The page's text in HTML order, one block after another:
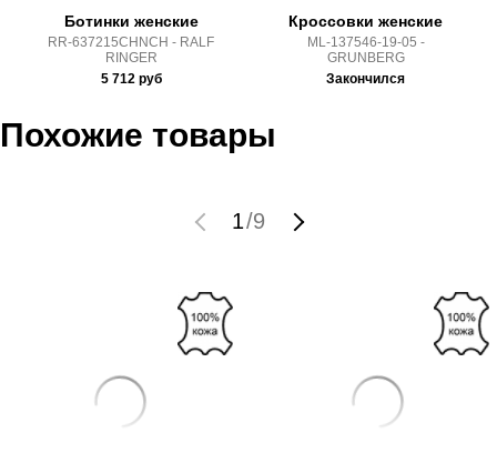
Ботинки женские
RR-637215CHNCH - RALF
RINGER
5 712руб
Кроссовки женские
ML-137546-19-05 -
GRUNBERG
Закончился
Похожие товары
1/9